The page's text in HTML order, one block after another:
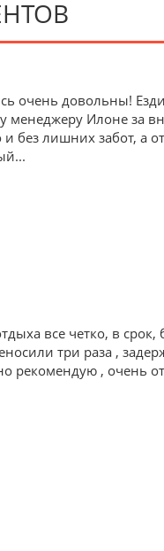
очень довольны!
менеджеру Илоне за
без лишних забот, а
...
все четко, в
три раза ,
, очень